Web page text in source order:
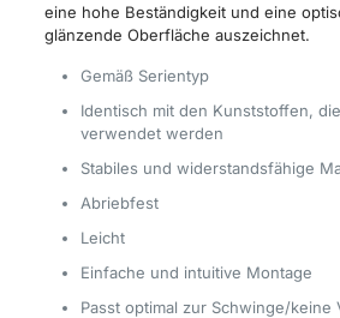
eine hohe Beständigkeit und eine
glänzende Oberfläche auszeichnet.
Gemäß Serientyp
Identisch mit den Kunststoffen,
verwendet werden
Stabiles und widerstandsfähige
Abriebfest
Leicht
Einfache und intuitive Montage
Passt optimal zur Schwinge/keine